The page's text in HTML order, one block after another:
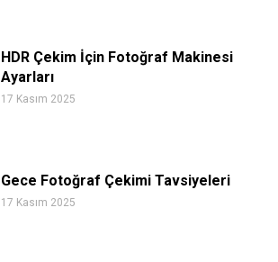
HDR Çekim İçin Fotoğraf Makinesi
Ayarları
17 Kasım 2025
Gece Fotoğraf Çekimi Tavsiyeleri
17 Kasım 2025